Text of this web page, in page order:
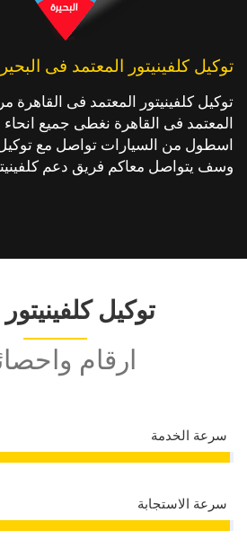
توكيل كلفينيتور المعتمد فى
توكيل كلفينيتور المعتمد فى القاهرة
المعتمد فى القاهرة نغطى جميع
اسطول من السيارات تواصل مع توكيل
وسف يتواصل معاكم فريق دعم
توكيل
ارقام
سرعة الخدمة
سرعة الاستجابة